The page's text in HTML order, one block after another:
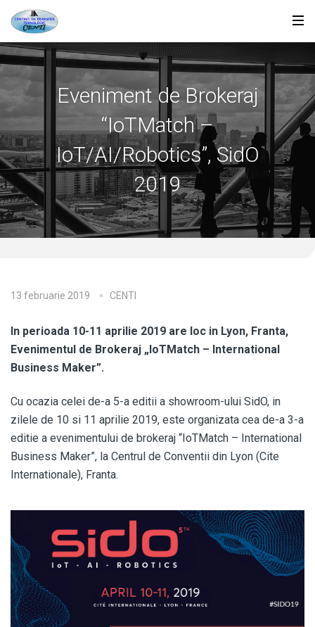
Eveniment de Brokeraj
“IoTMatch –
IoT/AI/Robotics”, SidO
2019
13 februarie 2019 CENTI
In perioada 10-11 aprilie 2019 are loc in Lyon, Franta,
Evenimentul de Brokeraj „IoTMatch – International
Business Maker”.
Cu ocazia celei de-a 5-a editii a showroom-ului SidO, in
zilele de 10 si 11 aprilie 2019, este organizata cea de-a 3-a
editie a evenimentului de brokeraj “IoTMatch – International
Business Maker”, la Centrul de Conventii din Lyon (Cite
Internationale), Franta.